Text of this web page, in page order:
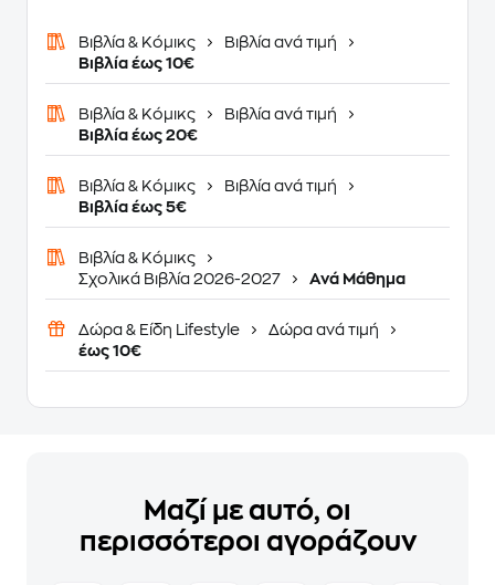
Βιβλία & Κόμικς
Βιβλία ανά τιμή
Βιβλία έως 10€
Βιβλία & Κόμικς
Βιβλία ανά τιμή
Βιβλία έως 20€
Βιβλία & Κόμικς
Βιβλία ανά τιμή
Βιβλία έως 5€
Βιβλία & Κόμικς
Σχολικά Βιβλία 2026-2027
Ανά Μάθημα
Δώρα & Είδη Lifestyle
Δώρα ανά τιμή
έως 10€
Μαζί με αυτό, οι
περισσότεροι αγοράζουν